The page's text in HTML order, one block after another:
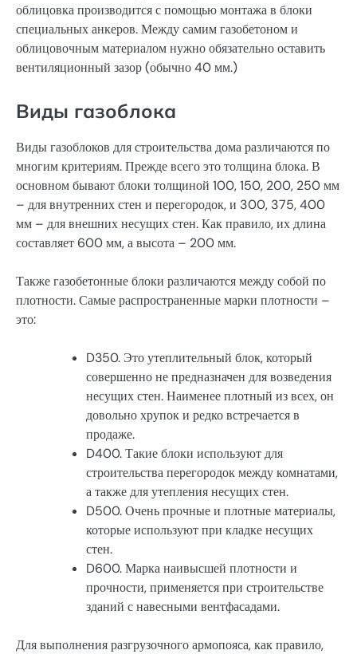
облицовка производится с помощью монтажа в блоки
специальных анкеров. Между самим газобетоном и
облицовочным материалом нужно обязательно оставить
вентиляционный зазор (обычно 40 мм.)
Виды газоблока
Виды газоблоков для строительства дома различаются по
многим критериям. Прежде всего это толщина блока. В
основном бывают блоки толщиной 100, 150, 200, 250 мм
– для внутренних стен и перегородок, и 300, 375, 400
мм – для внешних несущих стен. Как правило, их длина
составляет 600 мм, а высота – 200 мм.
Также газобетонные блоки различаются между собой по
плотности. Самые распространенные марки плотности –
это:
D350. Это утеплительный блок, который
совершенно не предназначен для возведения
несущих стен. Наименее плотный из всех, он
довольно хрупок и редко встречается в
продаже.
D400. Такие блоки используют для
строительства перегородок между комнатами,
а также для утепления несущих стен.
D500. Очень прочные и плотные материалы,
которые используют при кладке несущих
стен.
D600. Марка наивысшей плотности и
прочности, применяется при строительстве
зданий с навесными вентфасадами.
Для выполнения разгрузочного армопояса, как правило,